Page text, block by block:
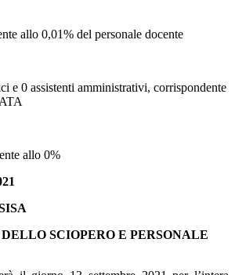
allo 0,01% del personale docente
e 0 assistenti amministrativi, corrispondente
allo 0%
SCIOPERO E PERSONALE